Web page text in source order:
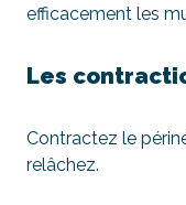
efficacement les
Les
Contractez le
relâchez.